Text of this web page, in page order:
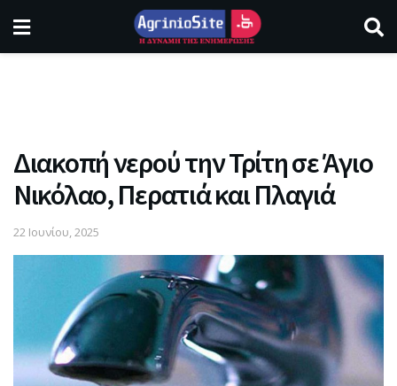
Διακοπή νερού την Τρίτη σε Άγιο
Νικόλαο, Περατιά και Πλαγιά
22 Ιουνίου, 2025